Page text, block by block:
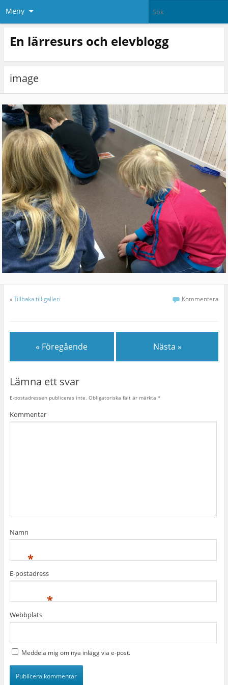
Meny
En lärresurs och elevblogg
image
«Tillbaka till galleri Kommentera
« Föregående Nästa »
Lämna ett svar
E-postadressen publiceras inte. Obligatoriska fält är märkta *
Kommentar
Namn
*
E-postadress
*
Webbplats
Meddela mig om nya inlägg via e-post.